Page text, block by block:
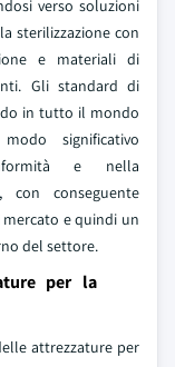
verso soluzioni
sterilizzazione con
e materiali di
Gli standard di
in tutto il mondo
significativo
e nella
con conseguente
e quindi un
del settore.
per la
attrezzature per